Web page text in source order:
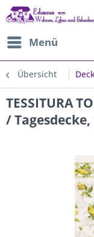
Menü
Übersicht
TESSITURA
/ Tagesdecke,